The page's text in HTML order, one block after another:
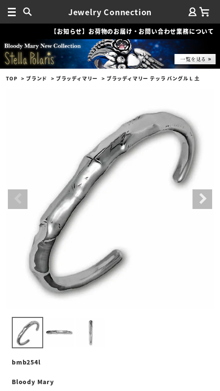
Jewelry Connection
【お知らせ】お荷物のお届け・お問い合わせ業務について
TOP ブランド ブラッディマリー ブラッディマリー テッラ バングル L 土
bmb254l
Bloody Mary